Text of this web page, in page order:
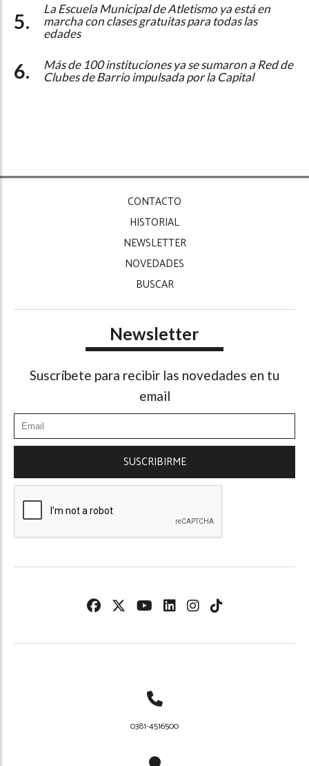
La Escuela Municipal de Atletismo ya está en
marcha con clases gratuitas para todas las
edades
Más de 100 instituciones ya se sumaron a Red de
Clubes de Barrio impulsada por la Capital
CONTACTO
HISTORIAL
NEWSLETTER
NOVEDADES
BUSCAR
Newsletter
Suscríbete para recibir las novedades en tu
email
SUSCRIBIRME
0381-4516500